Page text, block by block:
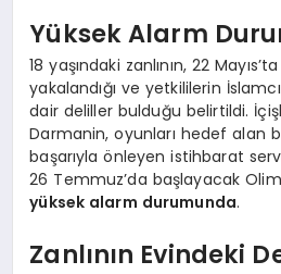
Yüksek Alarm
18 yaşındaki zanlının, 22
yakalandığı ve yetkililerin
dair deliller bulduğu belirtildi.
Darmanin, oyunları hedef alan
başarıyla önleyen istihbarat
26 Temmuz’da başlayacak
yüksek alarm durumunda.
Zanlının Evindeki